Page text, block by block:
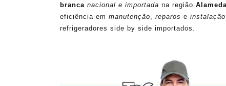
branca nacional e importada na região
eficiência em manutenção reparos e instalação
refrigeradores side by side importados.